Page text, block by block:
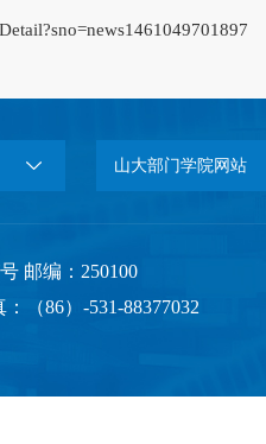
山大部门学院网站
邮编：250100
（86）-531-88377032